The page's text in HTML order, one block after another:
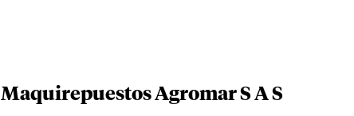
Maquirepuestos Agromar S A S